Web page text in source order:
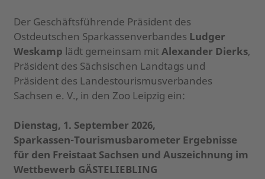
Der Geschäftsführende Präsident des
Ostdeutschen Sparkassenverbandes Ludger
Weskamp lädt gemeinsam mitAlexander Dierks,
Präsident des Sächsischen Landtags und
Präsident des Landestourismusverbandes
Sachsen e. V., in den Zoo Leipzig ein:
Dienstag, 1. September 2026,
Sparkassen-Tourismusbarometer Ergebnisse
für den Freistaat Sachsen und Auszeichnung im
Wettbewerb GÄSTELIEBLING